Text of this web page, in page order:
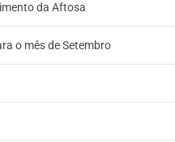
da Aftosa
o mês de Setembro